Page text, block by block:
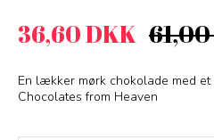
36,60 DKK
En lækker mørk chokolade med
Chocolates from Heaven